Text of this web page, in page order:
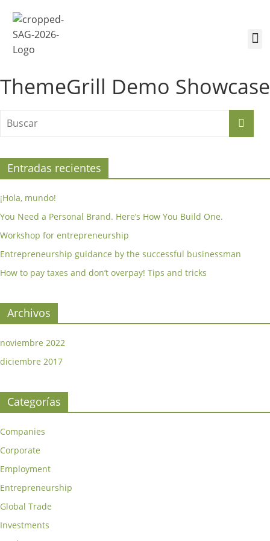
ThemeGrill Demo Showcase
Entradas recientes
¡Hola, mundo!
You Need a Personal Brand. Here’s How You Build One.
Workshop for entrepreneurship
Entrepreneurship guidance by the successful businessman
How to pay taxes and don’t overpay! Tips and tricks
Archivos
noviembre 2022
diciembre 2017
Categorías
Companies
Corporate
Employment
Entrepreneurship
Global Trade
Investments